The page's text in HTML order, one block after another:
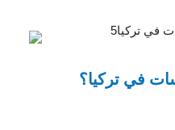
في تركيا؟